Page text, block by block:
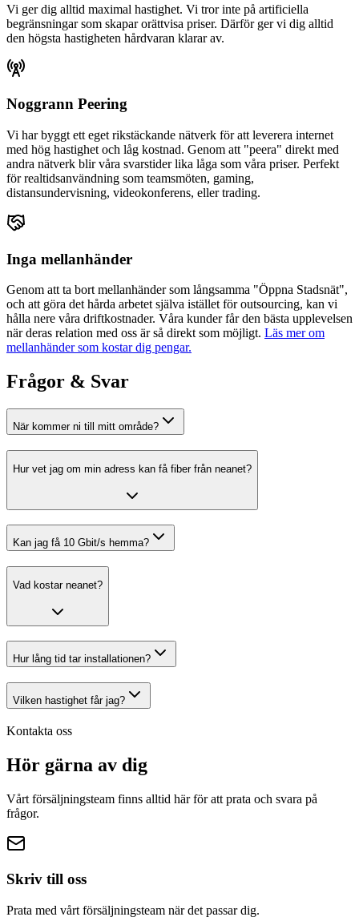
Vi ger dig alltid maximal hastighet. Vi tror inte på artificiella
begränsningar som skapar orättvisa priser. Därför ger vi dig alltid
den högsta hastigheten hårdvaran klarar av.
Noggrann Peering
Vi har byggt ett eget rikstäckande nätverk för att leverera internet
med hög hastighet och låg kostnad. Genom att "peera" direkt med
andra nätverk blir våra svarstider lika låga som våra priser. Perfekt
för realtidsanvändning som teamsmöten, gaming,
distansundervisning, videokonferens, eller trading.
Inga mellanhänder
Genom att ta bort mellanhänder som långsamma "Öppna Stadsnät",
och att göra det hårda arbetet själva istället för outsourcing, kan vi
hålla nere våra driftkostnader. Våra kunder får den bästa upplevelsen
när deras relation med oss är så direkt som möjligt. Läs mer om
mellanhänder som kostar dig pengar.
Frågor & Svar
När kommer ni till mitt område?
Hur vet jag om min adress kan få fiber från neanet?
Kan jag få 10 Gbit/s hemma?
Vad kostar neanet?
Hur lång tid tar installationen?
Vilken hastighet får jag?
Kontakta oss
Hör gärna av dig
Vårt försäljningsteam finns alltid här för att prata och svara på
frågor.
Skriv till oss
Prata med vårt försäljningsteam när det passar dig.